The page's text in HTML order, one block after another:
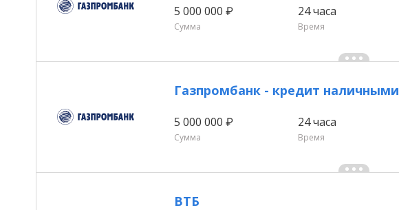
5 000 000 ₽
Сумма
24 часа
Время
Газпромбанк - кредит наличными
5 000 000 ₽
Сумма
24 часа
Время
ВТБ